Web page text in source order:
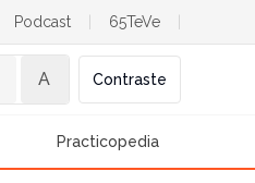
Podcast 65TeVe
A Contraste
Practicopedia